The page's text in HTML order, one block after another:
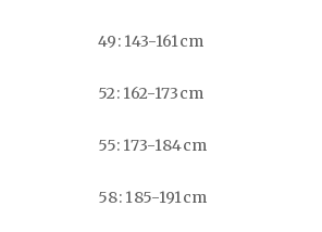
49: 143-161cm
52: 162-173cm
55: 173-184cm
58: 185-191cm